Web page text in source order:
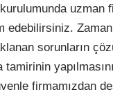
uzman
sorunların
firmamızdan